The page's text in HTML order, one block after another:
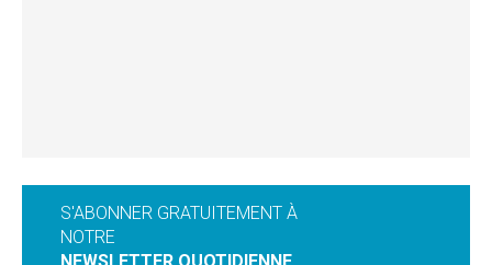
S'ABONNER GRATUITEMENT À
NOTRE